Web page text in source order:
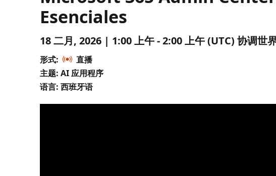
Esenciales
18 二月, 2026 | 1:00 上午 - 2:00 上午 (UTC) 协调世
形式:
直播
主题: AI 应用程序
语言: 西班牙语